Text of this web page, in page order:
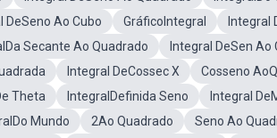
DeSeno Ao Cubo GráficoIntegral
Integral
Secante Ao Quadrado Integral DeSen Ao
Integral DeCossec X Cosseno
Theta IntegralDefinida Seno
Integral
Mundo 2Ao Quadrado
Seno Ao